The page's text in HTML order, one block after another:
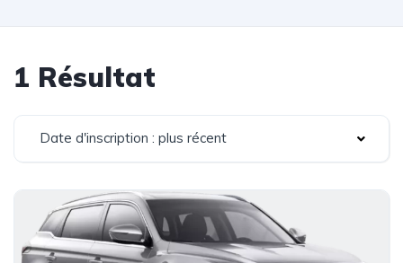
1 Résultat
Date d'inscription : plus récent